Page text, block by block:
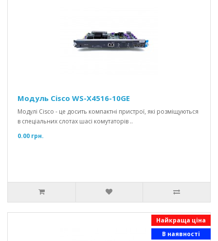
Модуль Cisco WS-X4516-10GE
Модулі Cisco - це досить компактні пристрої, які розміщуються
в спеціальних слотах шасі комутаторів ..
0.00 грн.
Найкраща ціна
В наявності